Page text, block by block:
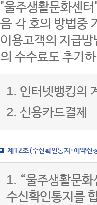
"울주생활문화센
음 각 호의 방법중
이용고객의 지급
의 수수료도 추가
1. 인터넷뱅킹의
2. 신용카드결제
제12조(수신확인통지·예약신
1. “울주생활문
수신확인통지를